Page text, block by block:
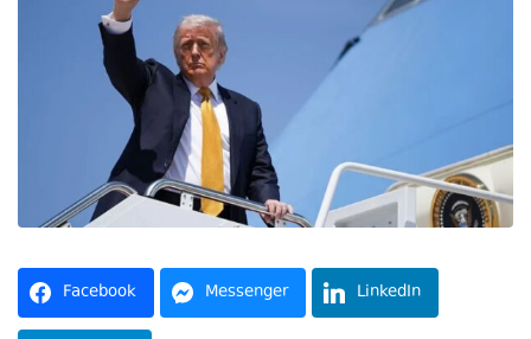
Facebook Messenger LinkedIn